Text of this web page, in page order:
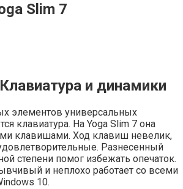
Slim 7
и динамики
элементов универсальных
клавиатура. На Yoga Slim 7 она
клавишами. Ход клавиш невелик,
Разнесенный
степени помог избежать опечаток.
и неплохо работает со всеми
10.